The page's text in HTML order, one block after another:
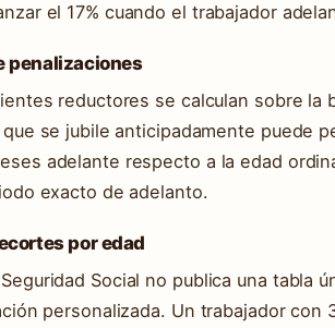
el 17% cuando el trabajador
penalizaciones
reductores se calculan sobre la
se jubile anticipadamente puede
adelante respecto a la edad
exacto de adelanto.
por edad
Social no publica una tabla
personalizada. Un trabajador